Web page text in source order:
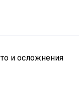
и осложнения